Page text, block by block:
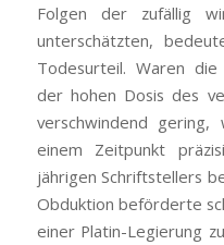
Folgen der zufällig
unterschätzten,
Todesurteil. Waren die
der hohen Dosis des
verschwindend
einem Zeitpunkt
jährigen Schriftstellers
Obduktion beförderte
einer Platin-Legierung